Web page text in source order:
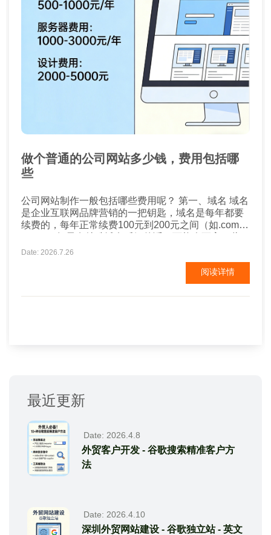
做个普通的公司网站多少钱，费用包括哪
些
公司网站制作一般包括哪些费用呢？ 第一、域名 域名
是企业互联网品牌营销的一把钥匙，域名是每年都要
续费的，每年正常续费100元到200元之间（如.com
第二、空间 空间也称之为服务器，这个要看企业网站
的类型了，需求量有多少，配置也需要考虑，费用多
少不一，不过一般正常的企业网站，空间费用差不多
Date: 2026.7.26
阅读详情
最近更新
Date: 2026.4.8
外贸客户开发 - 谷歌搜索精准客户方
法
Date: 2026.4.10
深圳外贸网站建设 - 谷歌独立站 - 英文